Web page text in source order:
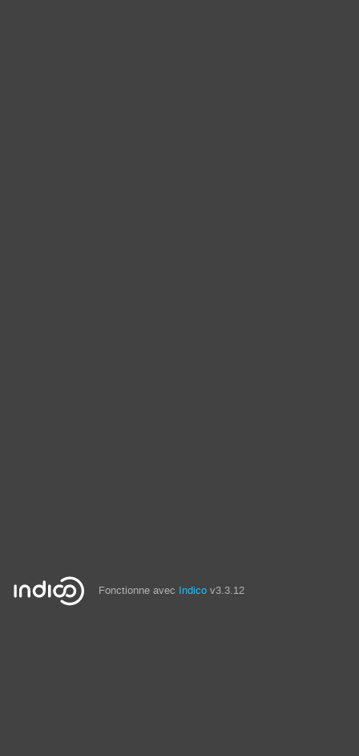
Fonctionne avec Indico v3.3.12